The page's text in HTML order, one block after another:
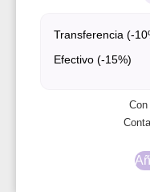
Transferencia (-
Efectivo (-15%)